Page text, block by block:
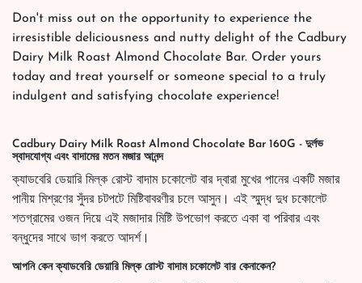
Don't miss out on the opportunity to experience the
irresistible deliciousness and nutty delight of the Cadbury
Dairy Milk Roast Almond Chocolate Bar. Order yours
today and treat yourself or someone special to a truly
indulgent and satisfying chocolate experience!
Cadbury Dairy Milk Roast Almond Chocolate Bar 160G - দুর্লভ
স্বাদযোগ্য এবং বাদামের মতন মজার আনন্দ
ক্যাডবেরি ডেয়ারি মিল্ক রোস্ট বাদাম চকোলেট বার দ্বারা মুখের পানের একটি মজার
পানীয় মিশ্রণের সুঁদর চটপটে মিষ্টিবাবরণীর চলে আসুন। এই স্মুদ্ধ দুধ চকোলেট
শতগ্রামের ওজন দিয়ে এই মজাদার মিষ্টি উপভোগ করতে একা বা পরিবার এবং
বন্ধুদের সাথে ভাগ করতে আদর্শ।
আপনি কেন ক্যাডবেরি ডেয়ারি মিল্ক রোস্ট বাদাম চকোলেট বার কেনাকেন?